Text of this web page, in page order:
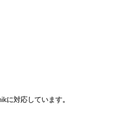
に対応しています。